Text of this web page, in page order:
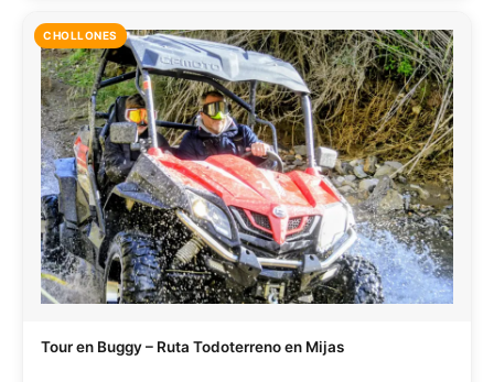
CHOLLONES
Tour en Buggy – Ruta Todoterreno en Mijas